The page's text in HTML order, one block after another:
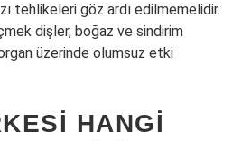
tehlikeleri göz ardı edilmemelidir.
dişler, boğaz ve sindirim
üzerinde olumsuz etki
HANGI